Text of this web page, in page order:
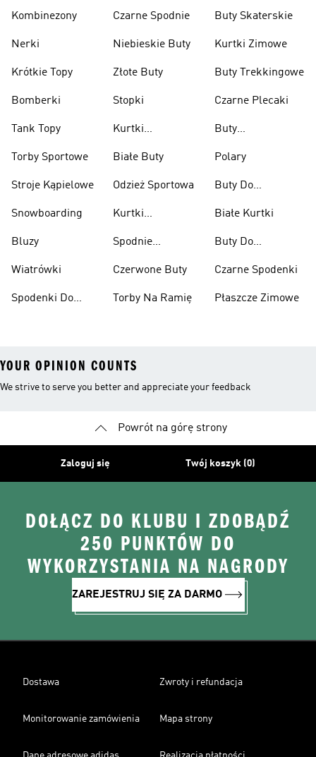
Kombinezony
Nerki
Krótkie Topy
Bomberki
Tank Topy
Torby Sportowe
Stroje Kąpielowe
Snowboarding
Bluzy
Wiatrówki
Spodenki Do
Czarne Spodnie
Niebieskie Buty
Złote Buty
Stopki
Kurtki
Białe Buty
Odzież Sportowa
Kurtki
Spodnie
Czerwone Buty
Torby Na Ramię
Buty Skaterskie
Kurtki Zimowe
Buty Trekkingowe
Czarne Plecaki
Buty
Polary
Buty Do
Ciężarów
Białe Kurtki
Buty Do
Czarne Spodenki
Płaszcze Zimowe
YOUR OPINION COUNTS
We strive to serve you better and appreciate your feedback
Powrót na górę strony
Zaloguj się Twój koszyk (0)
DOŁĄCZ DO KLUBU I ZDOBĄDŹ
250 PUNKTÓW DO
WYKORZYSTANIA NA NAGRODY
ZAREJESTRUJ SIĘ ZA DARMO
Dostawa Zwroty i refundacja
Monitorowanie zamówienia Mapa strony